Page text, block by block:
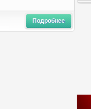
Подробнее